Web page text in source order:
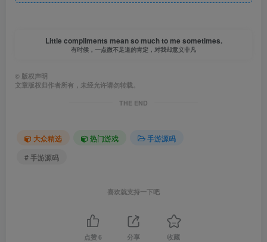
Little compliments mean so much to me sometimes.
有时候，一点微不足道的肯定，对我却意义非凡
© 版权声明
文章版权归作者所有，未经允许请勿转载。
THE END
大众精选 热门游戏
手游源码
# 手游源码
喜欢就支持一下吧
点赞6 分享 收藏